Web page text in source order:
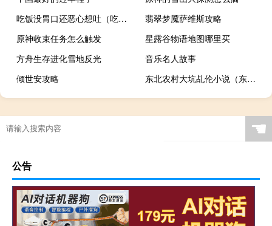
吃饭没胃口还恶心想吐（吃饭没胃口还恶心想吐是怎么回事）
翡翠梦魇萨维斯攻略
原神收束任务怎么触发
星露谷物语地图哪里买
方舟生存进化雪地反光
音乐名人故事
倾世安攻略
东北农村大坑乩伦小说（东北大坑小说全文阅读）
☚
公告